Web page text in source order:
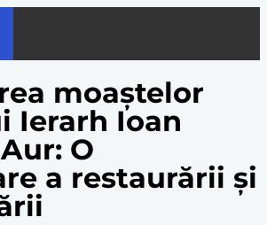
moaștelor
Ierarh Ioan
O
a restaurării și